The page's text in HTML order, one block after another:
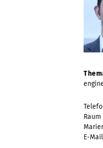
Raum
E-